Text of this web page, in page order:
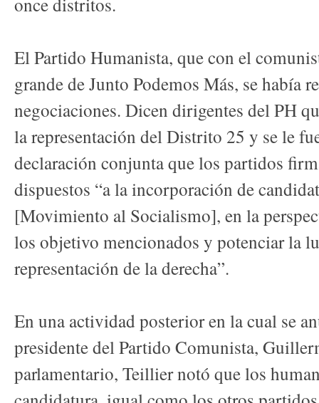
El Partido Humanista, que con el
grande de Junto Podemos Más, se había
negociaciones. Dicen dirigentes del PH
la representación del Distrito 25 y se le
declaración conjunta que los partidos
dispuestos “a la incorporación de
[Movimiento al Socialismo], en la
los objetivo mencionados y potenciar la
representación de la derecha”.
En una actividad posterior en la cual se
presidente del Partido Comunista,
parlamentario, Teillier notó que los